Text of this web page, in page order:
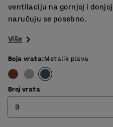
ventilaciju na gornjoj i
naručuju se posebno.
Više
Boja vrata:Metalik plava
Broj vrata
9